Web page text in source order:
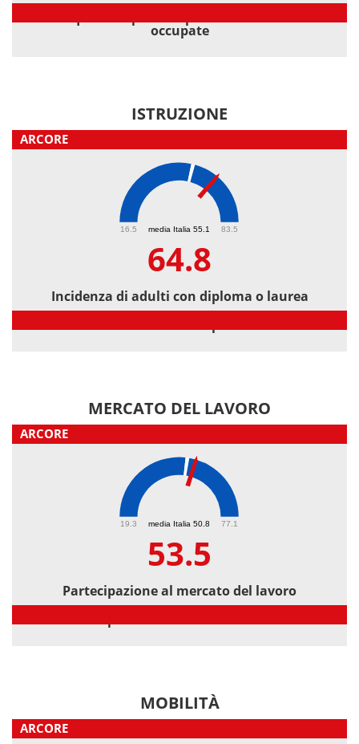
occupate
ISTRUZIONE
ARCORE
media Italia 55.1
16.5 83.5
64.8
Incidenza di adulti con diploma o laurea
MERCATO DEL LAVORO
ARCORE
media Italia 50.8
19.3 77.1
53.5
Partecipazione al mercato del lavoro
MOBILITÀ
ARCORE